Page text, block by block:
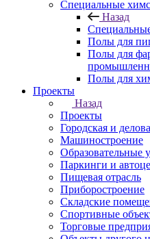
Специальные
Назад
Полы для
Полы для
Полы для
Проекты
Назад
Проекты
Городская и
Машиностроение
Образовательные
Паркинги и
Пищевая отрасль
Приборостроение
Складские
Спортивные
Торговые